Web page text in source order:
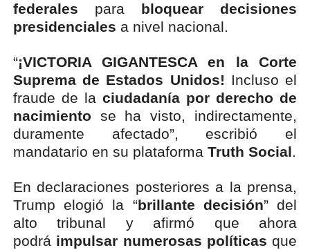
federales para bloquear decisiones
presidenciales a nivel nacional.
“¡VICTORIA GIGANTESCA en la Corte
Suprema de Estados Unidos! Incluso el
fraude de la ciudadanía por derecho de
nacimiento se ha visto, indirectamente,
duramente afectado”, escribió el
mandatario en su plataforma Truth Social.
En declaraciones posteriores a la prensa,
Trump elogió la “brillante decisión” del
alto tribunal y afirmó que ahora
podrá impulsar numerosas políticas que